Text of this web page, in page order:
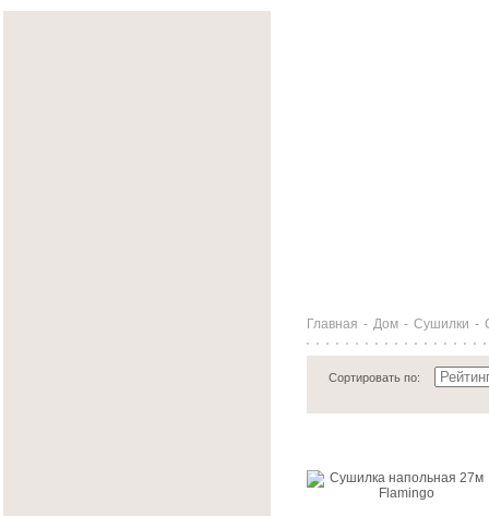
Главная - Дом - Сушилки -
Сортировать по: